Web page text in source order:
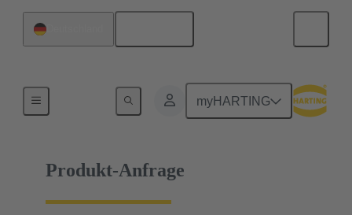
myHARTING
15 75 836 2601 333
Produkt-Anfrage